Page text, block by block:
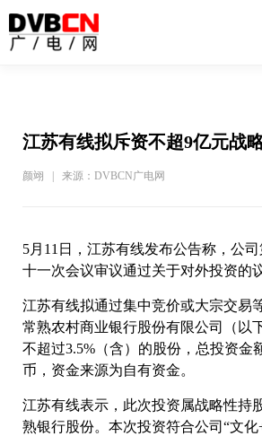
江苏有线拟斥资不超9亿元战
颜翊 | 来源：DVBCN广电网
5月11日，江苏有线发布公告称，公
十一次会议审议通过关于对外投资的
江苏有线拟通过集中竞价或大宗交易
常熟农村商业银行股份有限公司（以
不超过3.5%（含）的股份，总投资金
币，资金来源为自有资金。
江苏有线表示，此次投资属战略性持
熟银行股份。本次投资符合公司“文